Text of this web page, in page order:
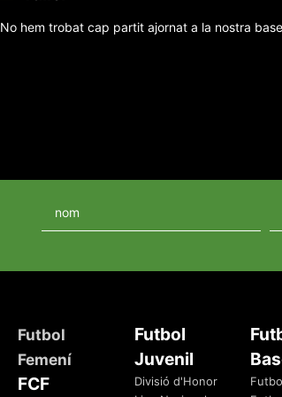
No hem trobat cap partit ajornat a la nostra
Futbol
Femení
FCF
Futbol
Juvenil
Divisió d'Honor